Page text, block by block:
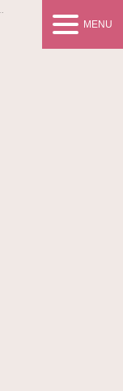
MENU